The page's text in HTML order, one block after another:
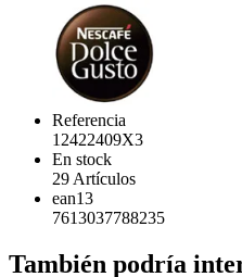
Referencia
12422409X3
En stock
29 Artículos
ean13
7613037788235
También podría